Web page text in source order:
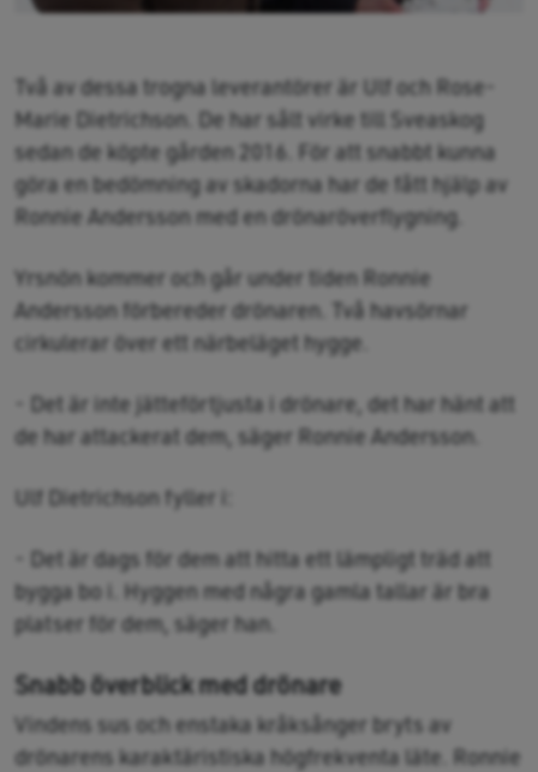
Två av dessa trogna leverantörer är Ulf och Rose-
Marie Dietrichson. De har sålt virke till Sveaskog
sedan de köpte gården 2016. För att snabbt kunna
göra en bedömning av skadorna har de fått hjälp av
Ronnie Andersson med en drönaröverflygning.
Yrsnön kommer och går under tiden Ronnie
Andersson förbereder drönaren. Två havsörnar
cirkulerar över ett närbeläget hygge.
- Det är inte jätteförtjusta i drönare, det har hänt att
de har attackerat dem, säger Ronnie Andersson.
Ulf Dietrichson fyller i:
- Det är dags för dem att hitta ett lämpligt träd att
bygga bo i. Hyggen med några gamla tallar är bra
platser för dem, säger han.
Snabb överblick med drönare
Vindens sus och enstaka kråksånger bryts av
drönarens karaktäristiska högfrekventa läte. Ronnie